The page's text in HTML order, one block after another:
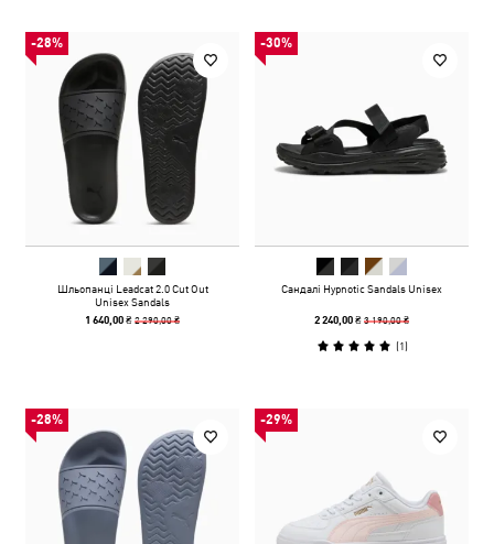
-28%
Шльопанці Leadcat 2.0 Cut Out
Unisex Sandals
1 640,00 ₴2 290,00 ₴
-30%
Сандалі Hypnotic Sandals Unisex
2 240,00 ₴3 190,00 ₴
(1)
-28% -29%